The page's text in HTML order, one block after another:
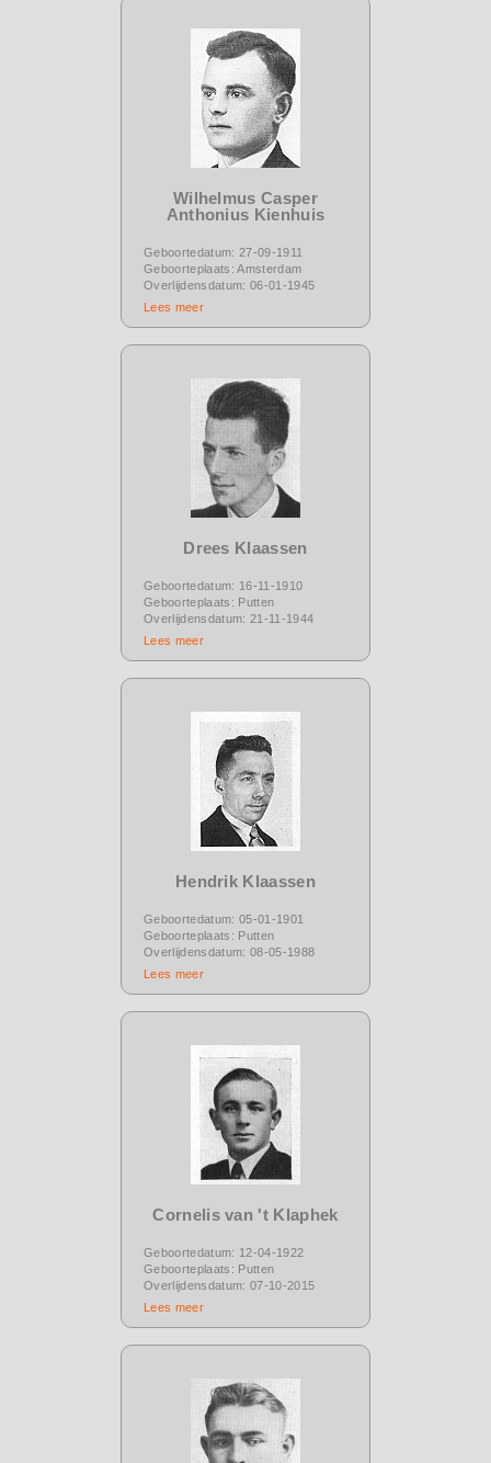
Wilhelmus Casper
Anthonius Kienhuis
Geboortedatum: 27-09-1911
Geboorteplaats: Amsterdam
Overlijdensdatum: 06-01-1945
Lees meer
Drees Klaassen
Geboortedatum: 16-11-1910
Geboorteplaats: Putten
Overlijdensdatum: 21-11-1944
Lees meer
Hendrik Klaassen
Geboortedatum: 05-01-1901
Geboorteplaats: Putten
Overlijdensdatum: 08-05-1988
Lees meer
Cornelis van 't Klaphek
Geboortedatum: 12-04-1922
Geboorteplaats: Putten
Overlijdensdatum: 07-10-2015
Lees meer